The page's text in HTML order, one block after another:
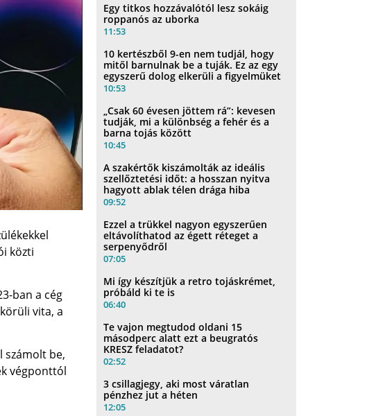
közti
ban a cég
vita, a
számolt be,
végponttól
Egy titkos hozzávalótól lesz sokáig
roppanós az uborka
11:53
10 kertészből 9-en nem tudjál, hogy
mitől barnulnak be a tuják. Ez az egy
egyszerű dolog elkerüli a figyelmüket
10:53
„Csak 60 évesen jöttem rá”: kevesen
tudják, mi a különbség a fehér és a
barna tojás között
10:45
A szakértők kiszámolták az ideális
szellőztetési időt: a hosszan nyitva
hagyott ablak télen drága hiba
09:52
Ezzel a trükkel nagyon egyszerűen
eltávolíthatod az égett réteget a
serpenyődről
07:05
Mi így készítjük a retro tojáskrémet,
próbáld ki te is
06:40
Te vajon megtudod oldani 15
másodperc alatt ezt a beugratós
KRESZ feladatot?
02:52
3 csillagjegy, aki most váratlan
pénzhez jut a héten
12:05